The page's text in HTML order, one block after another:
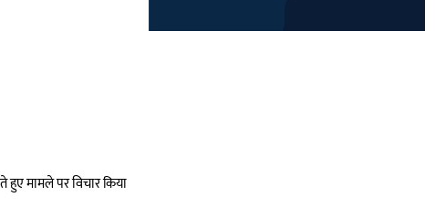
हुए मामले पर विचार किया